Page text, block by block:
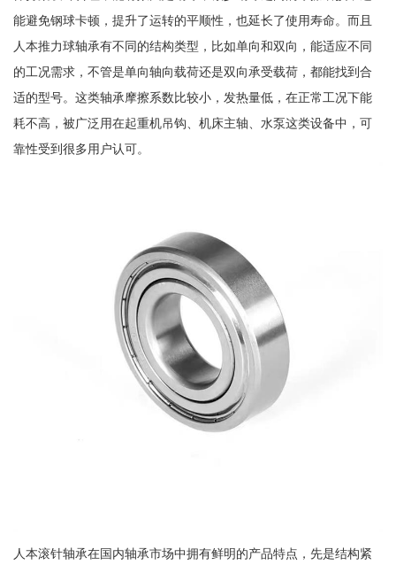
能避免钢球卡顿，提升了运转的平顺性，也延长了使用寿命。而且
人本推力球轴承有不同的结构类型，比如单向和双向，能适应不同
的工况需求，不管是单向轴向载荷还是双向承受载荷，都能找到合
适的型号。这类轴承摩擦系数比较小，发热量低，在正常工况下能
耗不高，被广泛用在起重机吊钩、机床主轴、水泵这类设备中，可
靠性受到很多用户认可。
人本滚针轴承在国内轴承市场中拥有鲜明的产品特点，先是结构紧